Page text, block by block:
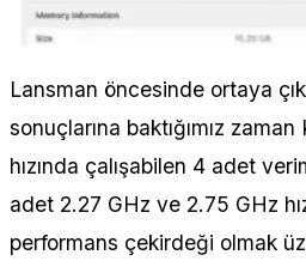
Lansman öncesinde ortaya
sonuçlarına baktığımız
hızında çalışabilen 4 adet
adet 2.27 GHz ve 2.75 GHz
performans çekirdeği olmak